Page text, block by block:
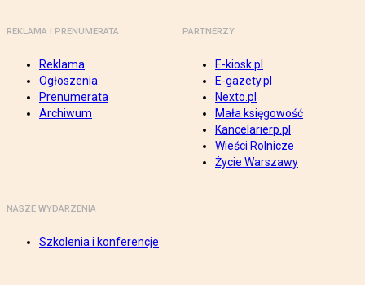
REKLAMA I PRENUMERATA
Reklama
Ogłoszenia
Prenumerata
Archiwum
PARTNERZY
E-kiosk.pl
E-gazety.pl
Nexto.pl
Mała księgowość
Kancelarierp.pl
Wieści Rolnicze
Życie Warszawy
NASZE WYDARZENIA
Szkolenia i konferencje